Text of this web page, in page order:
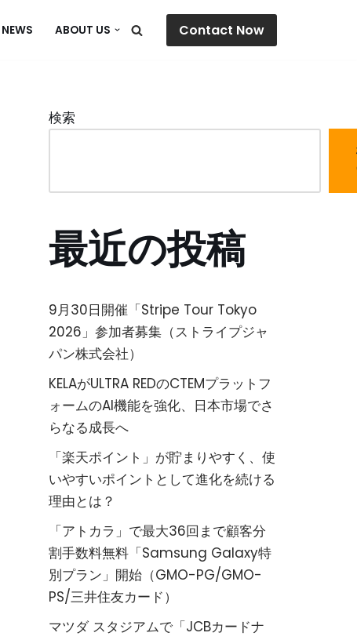
NEWS ABOUT US Contact Now
検索
最近の投稿
9月30日開催「Stripe Tour Tokyo
2026」参加者募集（ストライプジャ
パン株式会社）
KELAがULTRA REDのCTEMプラットフ
ォームのAI機能を強化、日本市場でさ
らなる成長へ
「楽天ポイント」が貯まりやすく、使
いやすいポイントとして進化を続ける
理由とは？
「アトカラ」で最大36回まで顧客分
割手数料無料「Samsung Galaxy特
別プラン」開始（GMO-PG/GMO-
PS/三井住友カード）
マツダ スタジアムで「JCBカードナ